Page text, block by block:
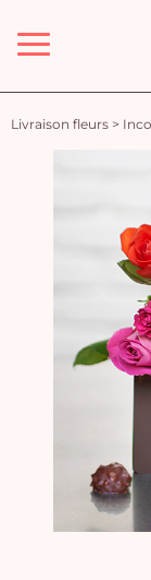
Menu
Livraison fleurs >